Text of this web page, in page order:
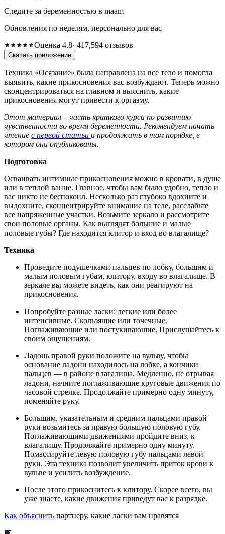
Следите за беременностью в maam
Обновления по неделям, персонально для вас
Оценка 4.8· 417,594 отзывов
Скачать приложение
Техника «Осязание» была направлена на все тело и помогла
выявить, какие прикосновения вас возбуждают. Теперь можно
сконцентрироваться на главном и выяснить, какие
прикосновения могут привести к оргазму.
Этот материал – часть краткого курса по развитию
чувственности во время беременности. Рекомендуем начать
чтение с первой статьи и продолжать в том порядке, в
котором они опубликованы.
Подготовка
Осваивать интимные прикосновения можно в кровати, в душе
или в теплой ванне. Главное, чтобы вам было удобно, тепло и
вас никто не беспокоил. Несколько раз глубоко вдохните и
выдохните, сконцентрируйте внимание на теле, расслабьте
все напряженные участки. Возьмите зеркало и рассмотрите
свои половые органы. Как выглядят большие и малые
половые губы? Где находится клитор и вход во влагалище?
Техника
Проведите подушечками пальцев по лобку, большим и
малым половым губам, клитору, входу во влагалище. В
зеркале вы можете видеть, как они реагируют на
прикосновения.
Попробуйте разные ласки: легкие или более
интенсивные. Скользящие или точечные.
Поглаживающие или постукивающие. Прислушайтесь к
своим ощущениям.
Ладонь правой руки положите на вульву, чтобы
основание ладони находилось на лобке, а кончики
пальцев — в районе влагалища. Медленно, не отрывая
ладони, начните поглаживающие круговые движения по
часовой стрелке. Продолжайте примерно одну минуту,
поменяйте руку.
Большим, указательным и средним пальцами правой
руки возьмитесь за правую большую половую губу.
Поглаживающими движениями пройдите вниз, к
влагалищу. Продолжайте примерно одну минуту.
Помассируйте левую половую губу пальцами левой
руки. Эта техника позволит увеличить приток крови к
вульве и усилить возбуждение.
После этого прикоснитесь к клитору. Скорее всего, вы
уже знаете, какие движения приведут вас к разрядке.
Как объяснить партнеру, какие ласки вам нравятся